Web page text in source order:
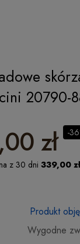
20790-
zł -
z 30 dni 339,00
Produkt
Wygodne